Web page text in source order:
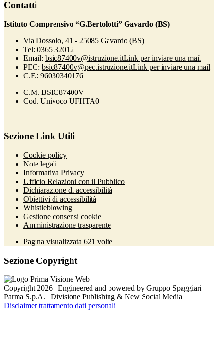
Contatti
Istituto Comprensivo “G.Bertolotti” Gavardo (BS)
Via Dossolo, 41 - 25085 Gavardo (BS)
Tel: 0365 32012
Email: bsic87400v@istruzione.itLink per inviare una mail
PEC: bsic87400v@pec.istruzione.itLink per inviare una mail
C.F.: 96030340176
C.M. BSIC87400V
Cod. Univoco UFHTA0
Sezione Link Utili
Cookie policy
Note legali
Informativa Privacy
Ufficio Relazioni con il Pubblico
Dichiarazione di accessibilità
Obiettivi di accessibilità
Whistleblowing
Gestione consensi cookie
Amministrazione trasparente
Pagina visualizzata 621 volte
Sezione Copyright
Copyright 2026 | Engineered and powered by Gruppo Spaggiari
Parma S.p.A. | Divisione Publishing & New Social Media
Disclaimer trattamento dati personali